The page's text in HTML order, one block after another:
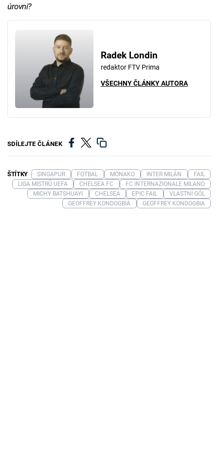
úrovni?
Radek Londin
redaktor FTV Prima
VŠECHNY ČLÁNKY AUTORA
SDÍLEJTE ČLÁNEK
ŠTÍTKY SINGAPUR FOTBAL MONAKO INTER MILÁN
FAIL
LIGA MISTRŮ UEFA
CHELSEA FC
FC INTERNAZIONALE MILANO
MICHY BATSHUAYI
CHELSEA EPIC FAIL
VLASTNÍ GÓL
GEOFFREY KONDOGBIA
GEOFFREY KONDOGBIA